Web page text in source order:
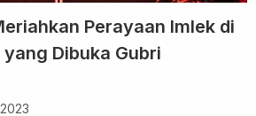
Perayaan Imlek di
Dibuka Gubri